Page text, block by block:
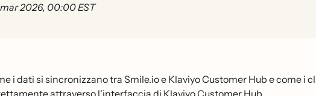
2026, 00:00 EST
i dati si sincronizzano tra Smile.io e Klaviyo Customer Hub e come
attraverso l'interfaccia di Klaviyo Customer Hub.